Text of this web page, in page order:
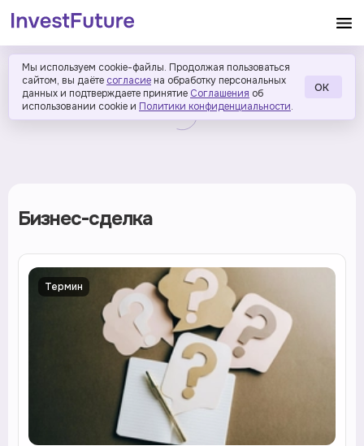
Мы используем cookie-файлы. Продолжая пользоваться
сайтом, вы даёте согласие на обработку персональных
данных и подтверждаете принятие Соглашения об
использовании cookie и Политики конфиденциальности.
ОК
Бизнес-сделка
Термин